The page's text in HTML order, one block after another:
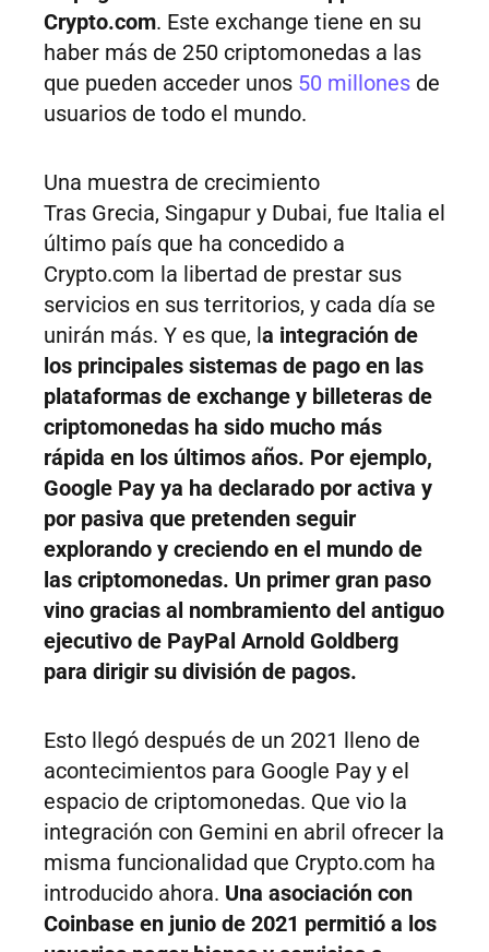
Crypto.com. Este exchange tiene en su
haber más de 250 criptomonedas a las
que pueden acceder unos 50 millones de
usuarios de todo el mundo.
Una muestra de crecimiento
Tras Grecia, Singapur y Dubai, fue Italia el
último país que ha concedido a
Crypto.com la libertad de prestar sus
servicios en sus territorios, y cada día se
unirán más. Y es que, la integración de
los principales sistemas de pago en las
plataformas de exchange y billeteras de
criptomonedas ha sido mucho más
rápida en los últimos años. Por ejemplo,
Google Pay ya ha declarado por activa y
por pasiva que pretenden seguir
explorando y creciendo en el mundo de
las criptomonedas. Un primer gran paso
vino gracias al nombramiento del antiguo
ejecutivo de PayPal Arnold Goldberg
para dirigir su división de pagos.
Esto llegó después de un 2021 lleno de
acontecimientos para Google Pay y el
espacio de criptomonedas. Que vio la
integración con Gemini en abril ofrecer la
misma funcionalidad que Crypto.com ha
introducido ahora. Una asociación con
Coinbase en junio de 2021 permitió a los